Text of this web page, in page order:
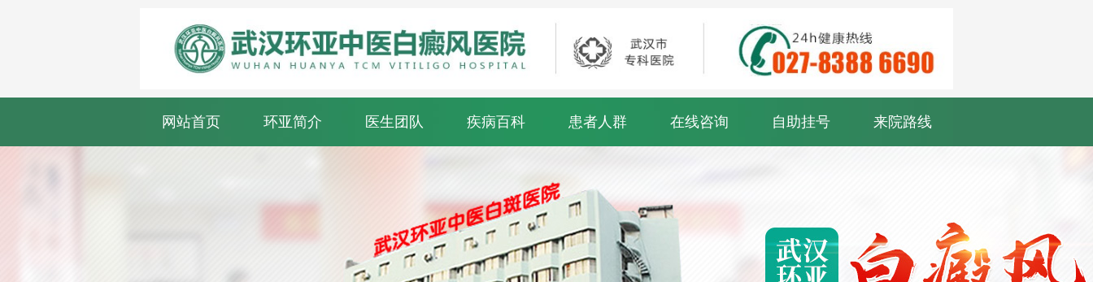
网站首页 环亚简介 医生团队 疾病百科 患者人群 在线咨询 自助挂号 来院路线